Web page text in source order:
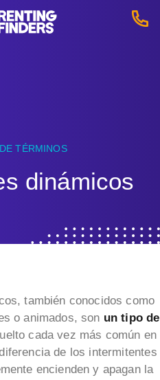
TÉRMINOS
dinámicos
también conocidos como
o animados, son un tipo de
cada vez más común en
de los intermitentes
encienden y apagan la